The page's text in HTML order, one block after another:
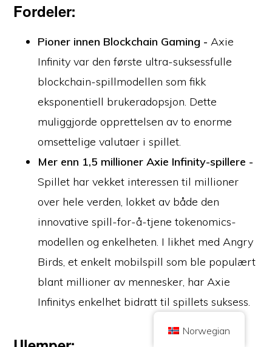
Fordeler:
Pioner innen Blockchain Gaming -Axie
Infinity var den første ultra-suksessfulle
blockchain-spillmodellen som fikk
eksponentiell brukeradopsjon. Dette
muliggjorde opprettelsen av to enorme
omsettelige valutaer i spillet.
Mer enn 1,5 millioner Axie Infinity-spillere -
Spillet har vekket interessen til millioner
over hele verden, lokket av både den
innovative spill-for-å-tjene tokenomics-
modellen og enkelheten. I likhet med Angry
Birds, et enkelt mobilspill som ble populært
blant millioner av mennesker, har Axie
Infinitys enkelhet bidratt til spillets suksess.
Kickoff
Bedriftsnummer 10490224
Adresse: 2nd Floor 167-169 Great Portland Street, London,
Storbritannia, W1W 5PF.
Innholdet er for informasjonsformål og er ikke investeringsrådgivning.
Tidligere resultater er ikke en indikasjon på fremtidige resultater. Investering
Kryptovaluta er ikke regulert av UK Financial Conduct Authority og er ikke
underlagt beskyttelse under UK Financial Services Compensation Scheme
eller innenfor jurisdiksjonen til UK Financial Ombudsman Service.
verdi, eller miste deler av eller hele verdien. Kapitalgevinstskatt kan gjelde
for fortjeneste fra salg av kryptovaluta.
OM RETNINGSLINJER FOR PERSONVERN KONTAKT OSS
Norwegian